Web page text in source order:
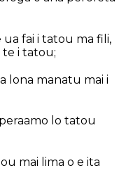
fai i tatou ma fili,
te i tatou;
lona manatu mai i
lo tatou
mai lima o e ita